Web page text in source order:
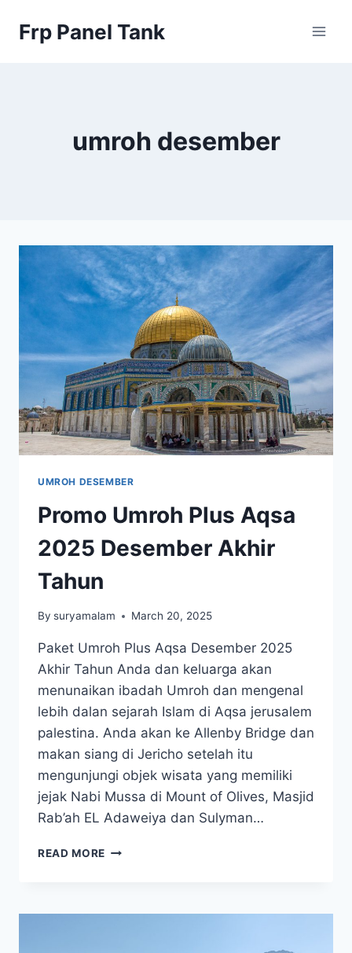
Frp Panel Tank
umroh desember
UMROH DESEMBER
Promo Umroh Plus Aqsa
2025 Desember Akhir
Tahun
By suryamalam March 20, 2025
Paket Umroh Plus Aqsa Desember 2025
Akhir Tahun Anda dan keluarga akan
menunaikan ibadah Umroh dan mengenal
lebih dalan sejarah Islam di Aqsa jerusalem
palestina. Anda akan ke Allenby Bridge dan
makan siang di Jericho setelah itu
mengunjungi objek wisata yang memiliki
jejak Nabi Mussa di Mount of Olives, Masjid
Rab’ah EL Adaweiya dan Sulyman…
READ MORE PROMO
2025